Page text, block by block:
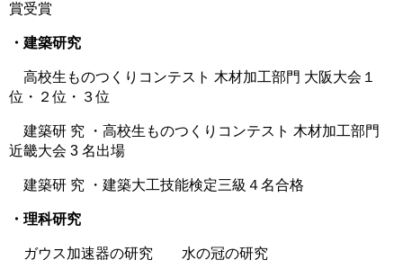
賞受賞
・建築研究
高校生ものつくりコンテスト 木材加工部門 大阪大会１
位・２位・３位
建築研 究 ・高校生ものつくりコンテスト 木材加工部門
近畿大会 3 名出場
建築研 究 ・建築大工技能検定三級４名合格
・理科研究
ガウス加速器の研究 水の冠の研究